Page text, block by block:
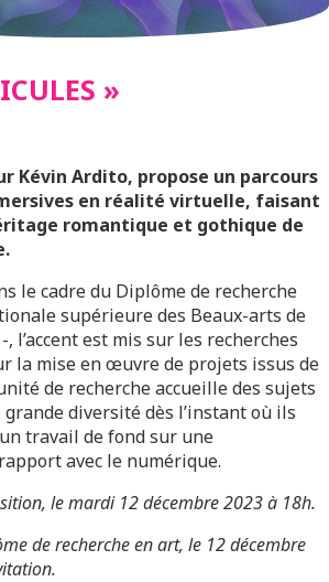
»
Kévin Ardito, propose un parcours
en réalité virtuelle, faisant
romantique et gothique de
le cadre du Diplôme de recherche
supérieure des Beaux-arts de
, l’accent est mis sur les recherches
la mise en œuvre de projets issus de
de recherche accueille des sujets
grande diversité dès l’instant où ils
travail de fond sur une
avec le numérique.
le mardi 12 décembre 2023 à 18h.
de recherche en art, le 12 décembre